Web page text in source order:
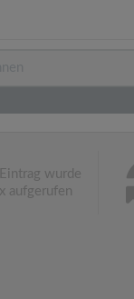
wurde
x aufgerufen